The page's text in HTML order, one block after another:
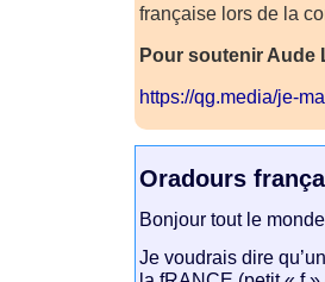
française lors de la
Pour soutenir Aude
https://qg.media/je-
Oradours
Bonjour tout le
Je voudrais dire